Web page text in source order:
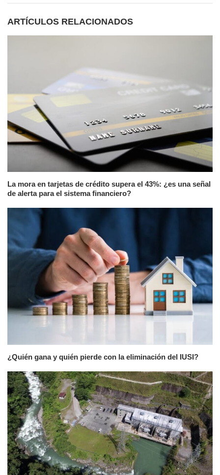
ARTÍCULOS RELACIONADOS
La mora en tarjetas de crédito supera el 43%: ¿es una señal
de alerta para el sistema financiero?
¿Quién gana y quién pierde con la eliminación del IUSI?